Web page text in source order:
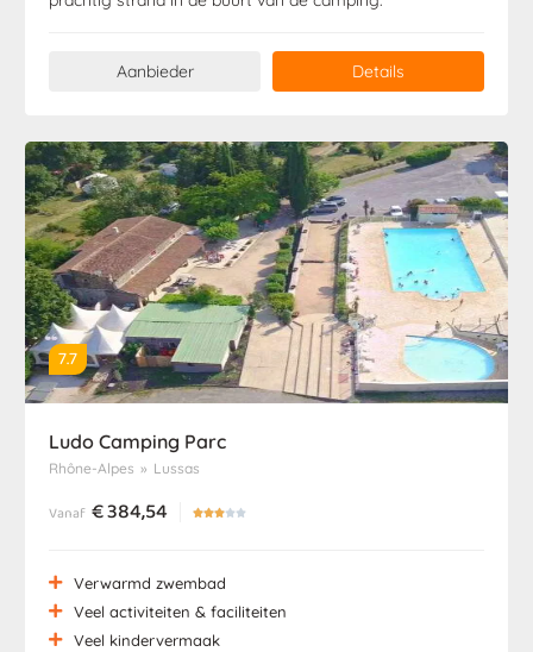
Aanbieder Details
7.7
Ludo Camping Parc
Rhône-Alpes » Lussas
Vanaf €384,54  
Verwarmd zwembad
Veel activiteiten & faciliteiten
Veel kindervermaak